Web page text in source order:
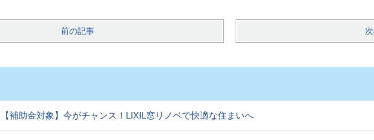
前の記事
【補助金対象】今がチャンス！LIXIL窓リノベで快適な住まいへ